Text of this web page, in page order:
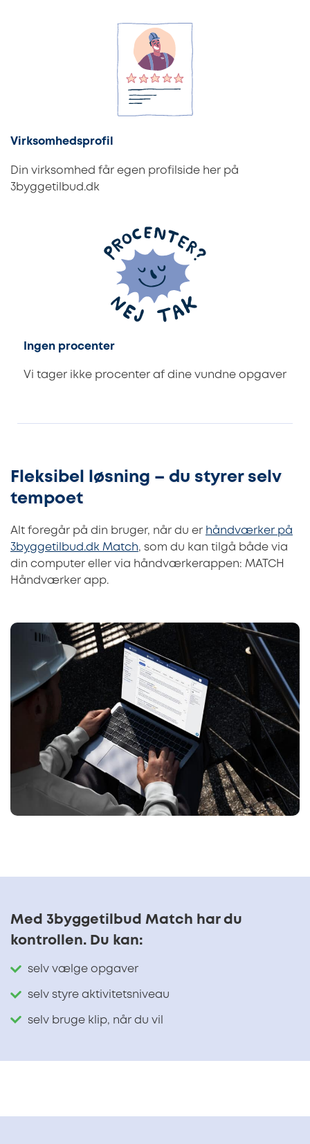
Virksomhedsprofil
Din virksomhed får egen profilside her på
3byggetilbud.dk
Ingen procenter
Vi tager ikke procenter af dine vundne opgaver
Fleksibel løsning – du styrer selv
tempoet
Alt foregår på din bruger, når du er håndværker på
3byggetilbud.dk Match, som du kan tilgå både via
din computer eller via håndværkerappen: MATCH
Håndværker app.
Med 3byggetilbud Match har du
kontrollen. Du kan:
selv vælge opgaver
selv styre aktivitetsniveau
selv bruge klip, når du vil